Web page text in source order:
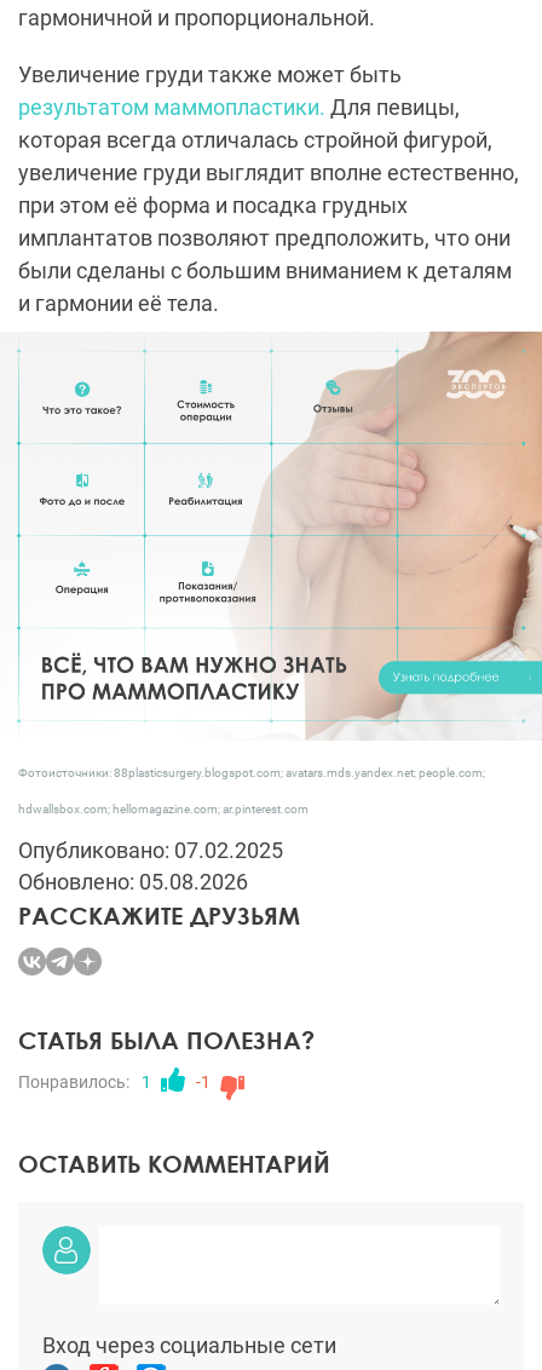
гармоничной и пропорциональной.
Увеличение груди также может быть
результатом маммопластики. Для певицы,
которая всегда отличалась стройной фигурой,
увеличение груди выглядит вполне естественно,
при этом её форма и посадка грудных
имплантатов позволяют предположить, что они
были сделаны с большим вниманием к деталям
и гармонии её тела.
Фотоисточники: 88plasticsurgery.blogspot.com; avatars.mds.yandex.net; people.com;
hdwallsbox.com; hellomagazine.com; ar.pinterest.com
Опубликовано: 07.02.2025
Обновлено: 05.08.2026
РАССКАЖИТЕ ДРУЗЬЯМ
СТАТЬЯ БЫЛА ПОЛЕЗНА?
Понравилось: 1 -1
ОСТАВИТЬ КОММЕНТАРИЙ
Вход через социальные сети